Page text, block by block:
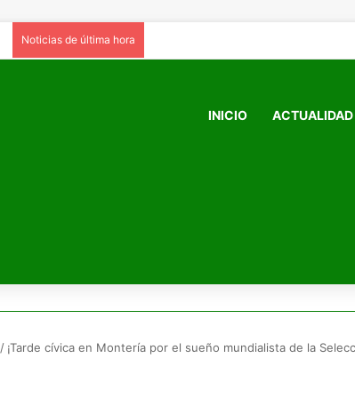
Noticias de última hora
INICIO ACTUALIDAD
/ ¡Tarde cívica en Montería por el sueño mundialista de la